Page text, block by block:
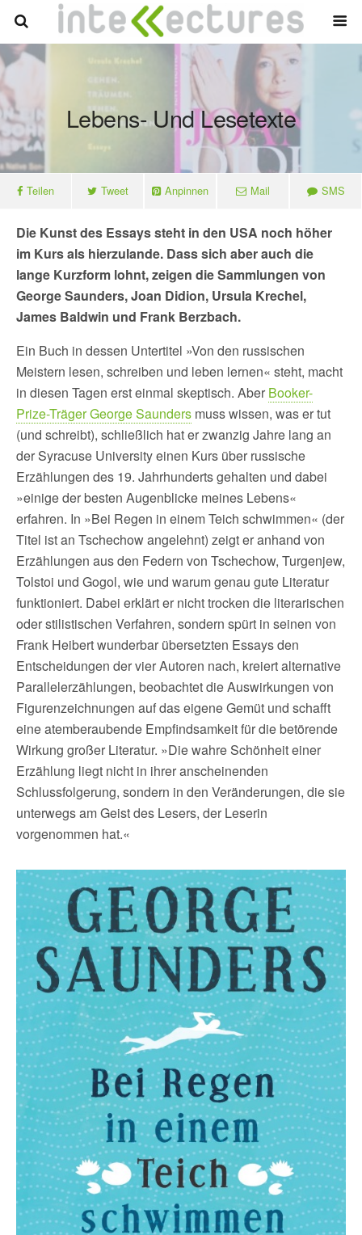
Lebens- Und Lesetexte
Teilen Tweet Anpinnen Mail SMS
Die Kunst des Essays steht in den USA noch höher
im Kurs als hierzulande. Dass sich aber auch die
lange Kurzform lohnt, zeigen die Sammlungen von
George Saunders, Joan Didion, Ursula Krechel,
James Baldwin und Frank Berzbach.
Ein Buch in dessen Untertitel »Von den russischen
Meistern lesen, schreiben und leben lernen« steht, macht
in diesen Tagen erst einmal skeptisch. Aber Booker-
Prize-Träger George Saunders muss wissen, was er tut
(und schreibt), schließlich hat er zwanzig Jahre lang an
der Syracuse University einen Kurs über russische
Erzählungen des 19. Jahrhunderts gehalten und dabei
»einige der besten Augenblicke meines Lebens«
erfahren. In »Bei Regen in einem Teich schwimmen« (der
Titel ist an Tschechow angelehnt) zeigt er anhand von
Erzählungen aus den Federn von Tschechow, Turgenjew,
Tolstoi und Gogol, wie und warum genau gute Literatur
funktioniert. Dabei erklärt er nicht trocken die literarischen
oder stilistischen Verfahren, sondern spürt in seinen von
Frank Heibert wunderbar übersetzten Essays den
Entscheidungen der vier Autoren nach, kreiert alternative
Parallelerzählungen, beobachtet die Auswirkungen von
Figurenzeichnungen auf das eigene Gemüt und schafft
eine atemberaubende Empfindsamkeit für die betörende
Wirkung großer Literatur. »Die wahre Schönheit einer
Erzählung liegt nicht in ihrer anscheinenden
Schlussfolgerung, sondern in den Veränderungen, die sie
unterwegs am Geist des Lesers, der Leserin
vorgenommen hat.«